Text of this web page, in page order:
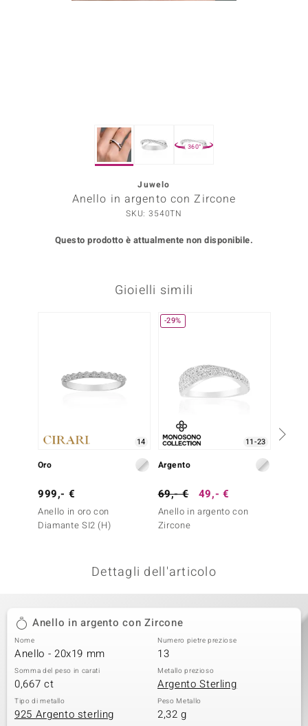
by de Melo
360°
Juwelo
Anello in argento con Zircone
SKU: 3540TN
Questo prodotto è attualmente non disponibile.
Gioielli simili
14
Oro
999,- €
Anello in oro con
Diamante SI2 (H)
-29%
11-23
Argento
69,- € 49,- €
Anello in argento con
Zircone
Dettagli dell'articolo
Anello in argento con Zircone
Nome
Anello - 20x19 mm
Numero pietre preziose
13
Somma del peso in carati
0,667 ct
Metallo prezioso
Argento Sterling
Tipo di metallo
925 Argento sterling
Peso Metallo
2,32 g